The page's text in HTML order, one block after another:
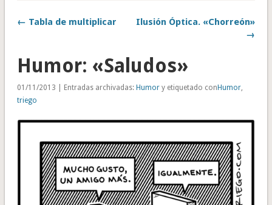
← Tabla de multiplicar
Ilusión Óptica. «Chorreón»
→
Humor: «Saludos»
01/11/2013 | Entradas archivadas: Humory etiquetado con Humor,
triego